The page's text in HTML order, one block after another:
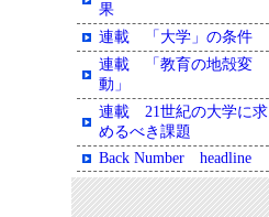
果
連載 「大学」の条件
連載 「教育の地殻変
動」
連載 21世紀の大学に求
めるべき課題
Back Number headline